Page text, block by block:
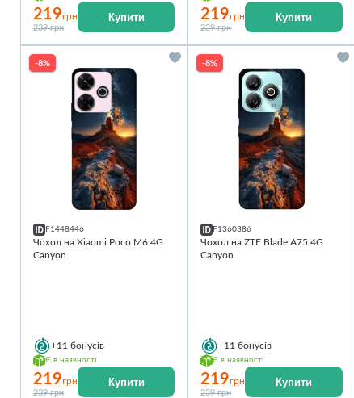
219грн
239 грн
Купити 219грн
239 грн
Купити
-8%
F1448446
Чохол на Xiaomi Poco M6 4G
Canyon
+11 бонусів
Є в наявності
219грн
239 грн
Купити
-8%
F1360386
Чохол на ZTE Blade A75 4G
Canyon
+11 бонусів
Є в наявності
219грн
239 грн
Купити